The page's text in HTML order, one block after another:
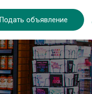
Подать объявление